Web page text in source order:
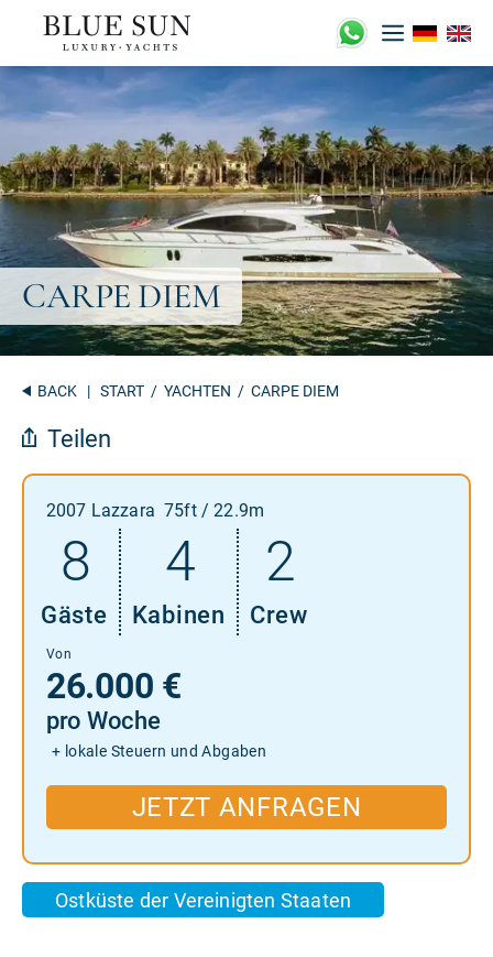
Zum
Inhalt
springen
BACK | START / YACHTEN / CARPE DIEM
Teilen